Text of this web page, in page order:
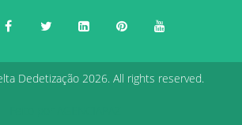
Dedetização 2026. All rights reserved.